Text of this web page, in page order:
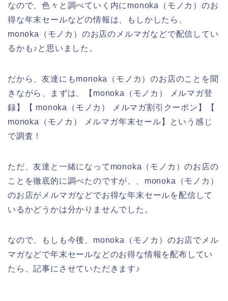
なので、色々と調べていく内にmonoka（モノカ）のお
得な年末セールなどの情報は、もしかしたら、
monoka（モノカ）のお店のメルマガなどで配信してい
るかも♪と思いました。
だから、友達にもmonoka（モノカ）のお店のことを聞
きながら、まずは、【monoka（モノカ） メルマガ登
録】【 monoka（モノカ） メルマガ割引クーポン】【
monoka（モノカ） メルマガ年末セール】という感じ
で調査！
ただ、友達と一緒になってmonoka（モノカ）のお店の
ことを徹底的に調べたのですが、、monoka（モノカ）
のお店がメルマガなどでお得な年末セールを配信して
いるかどうかは分かりませんでした。
なので、もしも今後、monoka（モノカ）のお店でメル
マガなどで年末セールなどのお得な情報を配布してい
たら、記事にさせていただきます♪